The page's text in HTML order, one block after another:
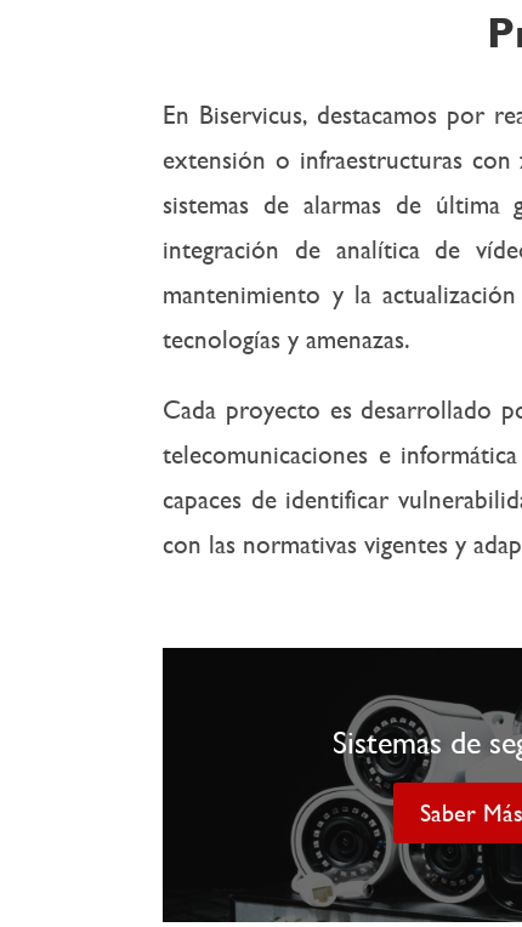
En Biservicus, destacamos por
extensión o infraestructuras con
sistemas de alarmas de última
integración de analítica de
mantenimiento y la
tecnologías y amenazas.
Cada proyecto es desarrollado
telecomunicaciones e
capaces de identificar
con las normativas vigentes y
Sistemas de
Saber Más